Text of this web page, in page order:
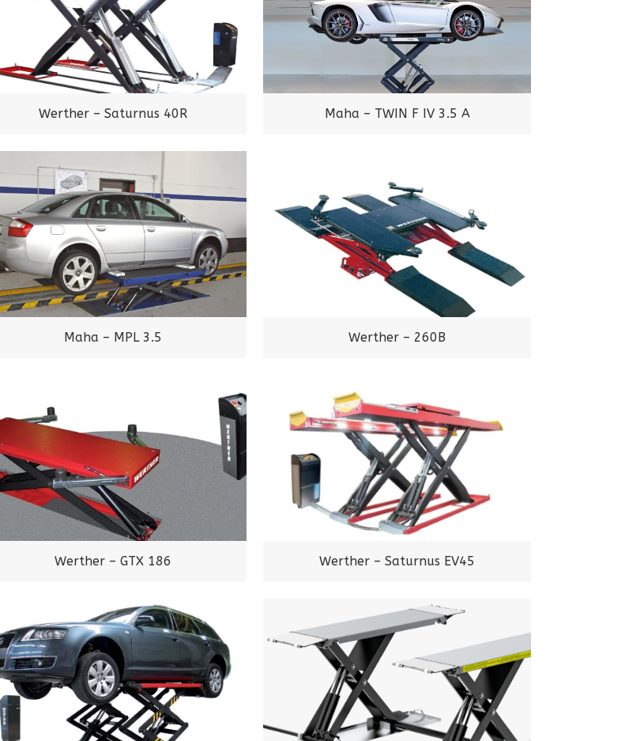
Werther – Saturnus 40R Maha – TWIN F IV 3.5 A
Maha – MPL 3.5 Werther – 260B
Werther – GTX 186 Werther – Saturnus EV45